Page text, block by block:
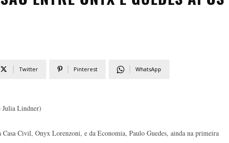
Twitter Pinterest WhatsApp
Julia Lindner)
Civil, Onyx Lorenzoni, e da Economia, Paulo Guedes, ainda na primeira